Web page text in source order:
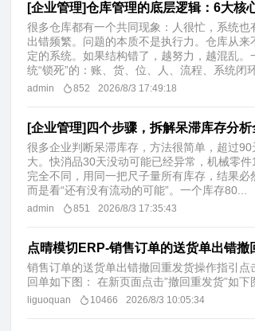
[企业管理]仓库管理的底层逻辑：6大核
很多仓库都有一个共同现象：人很忙，系统也
出错频繁。问题的本质不是执行力。仓库从
定的系统。如果结构错了，越努力，越混乱
统“锁死”的：账、货、位、人、流程、系统闭
admin 852 2026/8/3 17:49:18
[企业管理]四个步骤，拆解呆滞库存分析
很多企业判断呆滞库存，方法很简单，超过
大。快消品30天没动可能已经异常，机械零
完全不同，用同一把尺子量所有库存，结果必
而是看“还有没有流动的可能”。一个库存80...
admin 851 2026/8/3 17:35:43
点晴模切ERP-销售订单的送货单出错撤
销售订单的送货单出错撤回重发货操作指引​
回单如下图： 在新页面点击”撤回重发货”如
liguoquan 10466 2026/8/3 10:05:34